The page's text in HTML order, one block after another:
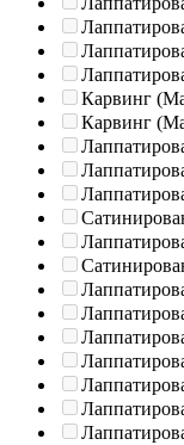
Карвинг
Карвинг